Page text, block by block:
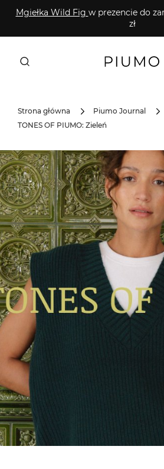
Mgiełka Wild Fig w prezencie do
zł
Strona główna Piumo Journal
TONES OF PIUMO: Zieleń